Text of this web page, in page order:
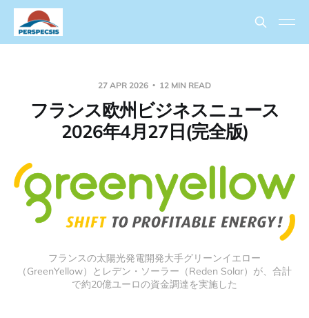
27 APR 2026 12 MIN READ
フランス欧州ビジネスニュース
2026年4月27日(完全版)
フランスの太陽光発電開発大手グリーンイエロー
（GreenYellow）とレデン・ソーラー（Reden Solar）が、合計
で約20億ユーロの資金調達を実施した